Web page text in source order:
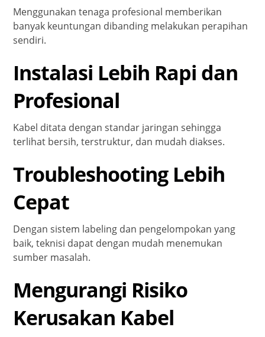
Menggunakan tenaga profesional memberikan
banyak keuntungan dibanding melakukan perapihan
sendiri.
Instalasi Lebih Rapi dan
Profesional
Kabel ditata dengan standar jaringan sehingga
terlihat bersih, terstruktur, dan mudah diakses.
Troubleshooting Lebih
Cepat
Dengan sistem labeling dan pengelompokan yang
baik, teknisi dapat dengan mudah menemukan
sumber masalah.
Mengurangi Risiko
Kerusakan Kabel